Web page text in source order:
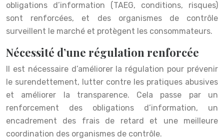
obligations d’information (TAEG, conditions, risques)
sont renforcées, et des organismes de contrôle
surveillent le marché et protègent les consommateurs.
Nécessité d’une régulation renforcée
Il est nécessaire d’améliorer la régulation pour prévenir
le surendettement, lutter contre les pratiques abusives
et améliorer la transparence. Cela passe par un
renforcement des obligations d’information, un
encadrement des frais de retard et une meilleure
coordination des organismes de contrôle.